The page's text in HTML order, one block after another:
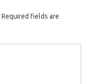
Required fields are